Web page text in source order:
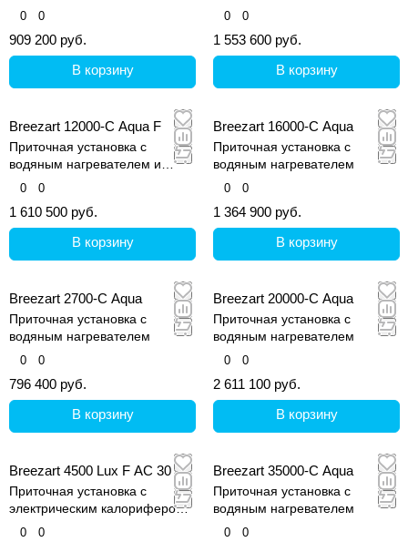
(AС) и водяным охладителем
0 0
909 200 руб.
В корзину
фреоновым охладителем
0 0
1 553 600 руб.
В корзину
Breezart 12000-C Aqua F
Приточная установка с
водяным нагревателем и
фреоновым охладителем
0 0
1 610 500 руб.
В корзину
Breezart 16000-C Aqua
Приточная установка с
водяным нагревателем
0 0
1 364 900 руб.
В корзину
Breezart 2700-C Aqua
Приточная установка с
водяным нагревателем
0 0
796 400 руб.
В корзину
Breezart 20000-C Aqua
Приточная установка с
водяным нагревателем
0 0
2 611 100 руб.
В корзину
Breezart 4500 Lux F AC 30
Приточная установка с
электрическим калорифером
(AС) и водяным охладителем
0 0
Breezart 35000-C Aqua
Приточная установка с
водяным нагревателем
0 0